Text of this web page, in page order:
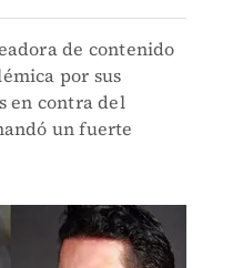
de contenido
por sus
en contra del
un fuerte